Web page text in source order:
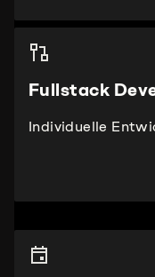
Fullstack
Individuelle